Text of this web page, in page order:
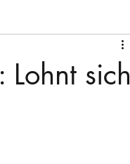
sich